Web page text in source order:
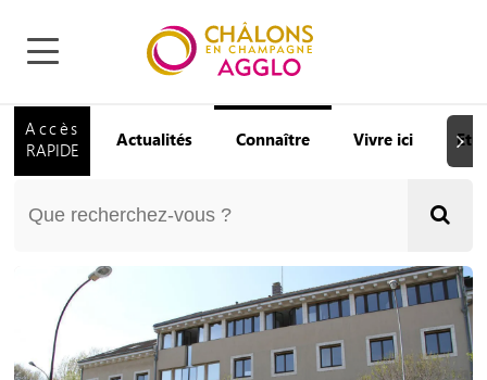
Accès
RAPIDE
Actualités Connaître Vivre ici